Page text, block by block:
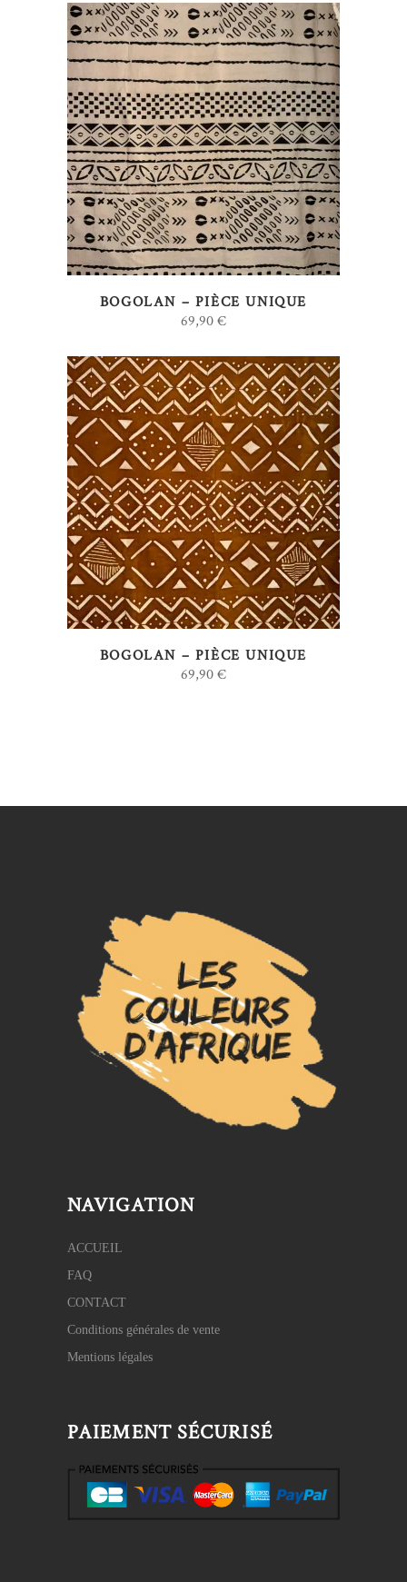
AJOUTER AU PANIER
BOGOLAN – PIÈCE UNIQUE
69,90€
AJOUTER AU PANIER
BOGOLAN – PIÈCE UNIQUE
69,90€
NAVIGATION
ACCUEIL
FAQ
CONTACT
Conditions générales de vente
Mentions légales
PAIEMENT SÉCURISÉ